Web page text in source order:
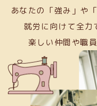
あなたの「強み」や
就労に向けて全力
楽しい仲間や職